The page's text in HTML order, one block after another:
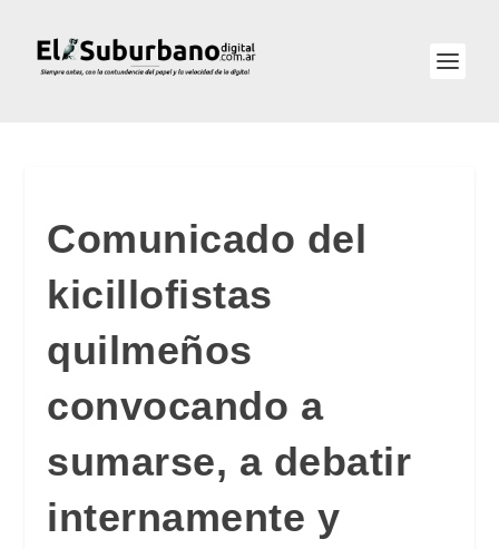
Comunicado del
kicillofistas
quilmeños
convocando a
sumarse, a debatir
internamente y